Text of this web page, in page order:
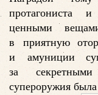
протагониста
ценными
в приятную
и амуниции
за секретными
супероружия